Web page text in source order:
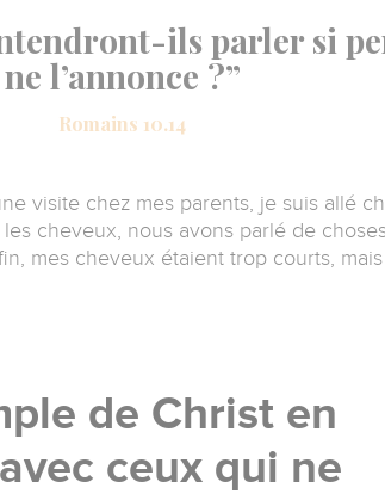
ils parler si
ne l’annonce ?”
Romains 10.14
visite chez mes parents, je suis allé
cheveux, nous avons parlé de
mes cheveux étaient trop courts,
de Christ en
ceux qui ne